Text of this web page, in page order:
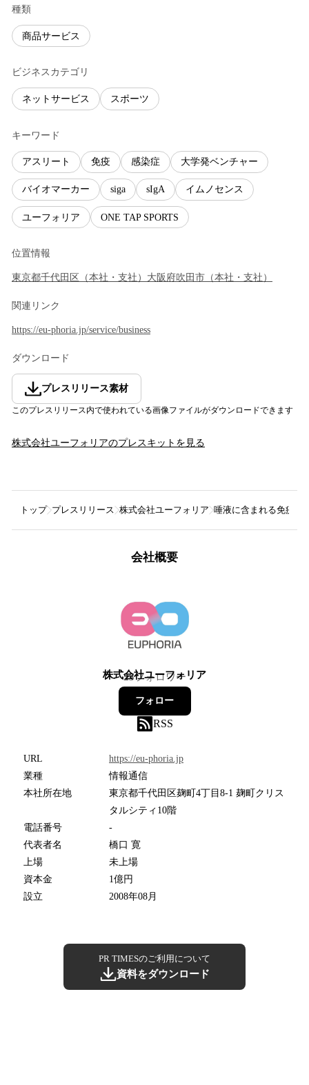
種類
商品サービス
ビジネスカテゴリ
ネットサービス スポーツ
キーワード
アスリート 免疫 感染症 大学発ベンチャー
バイオマーカー siga sIgA イムノセンス
ユーフォリア ONE TAP SPORTS
位置情報
東京都千代田区 （本社・支社 ） 大阪府吹田市 （本社・支社 ）
関連リンク
https://eu-phoria.jp/service/business
ダウンロード
プレスリリース素材
このプレスリリース内で使われている画像ファイルがダウンロードできます
株式会社ユーフォリアのプレスキットを見る
トップ プレスリリース 株式会社ユーフォリア 唾液に含まれる免疫た
会社概要
株式会社ユーフォリア
23フォロワー
フォロー
RSS
URL
https://eu-phoria.jp
業種
情報通信
本社所在地
東京都千代田区麹町4丁目8-1 麹町クリス
タルシティ10階
電話番号
-
代表者名
橋口 寛
上場
未上場
資本金
1億円
設立
2008年08月
PR TIMESのご利用について
資料をダウンロード